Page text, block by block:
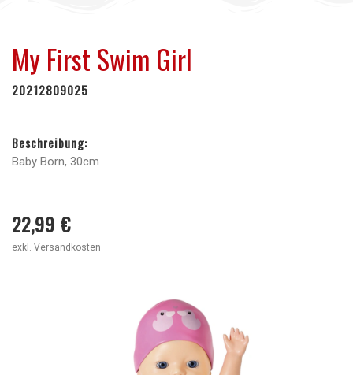
My First Swim Girl
20212809025
Beschreibung:
Baby Born, 30cm
22,99 €
exkl. Versandkosten